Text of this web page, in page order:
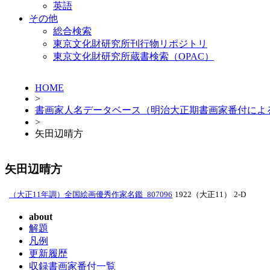
英語
その他
総合検索
東京文化財研究所刊行物リポジトリ
東京文化財研究所蔵書検索（OPAC）
HOME
>
書画家人名データベース（明治大正期書画家番付によ
>
矢田辺晴方
矢田辺晴方
（大正11年調）全国絵画優秀作家名鑑_807096 1922（大正11） 2-D
about
解題
凡例
更新履歴
収録書画家番付一覧